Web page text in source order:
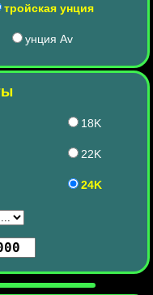
тройская унция
унция Av
18K
22K
24K